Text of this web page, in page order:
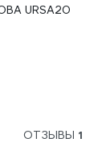
URSA20
ОТЗЫВЫ 1